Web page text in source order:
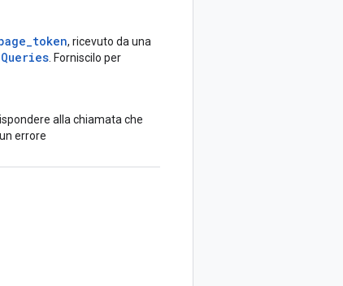
, ricevuto da una
. Forniscilo per
alla chiamata che
errore